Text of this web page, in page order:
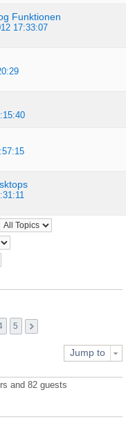
Funktionen
17:33:07
5
Jump to
and 82 guests